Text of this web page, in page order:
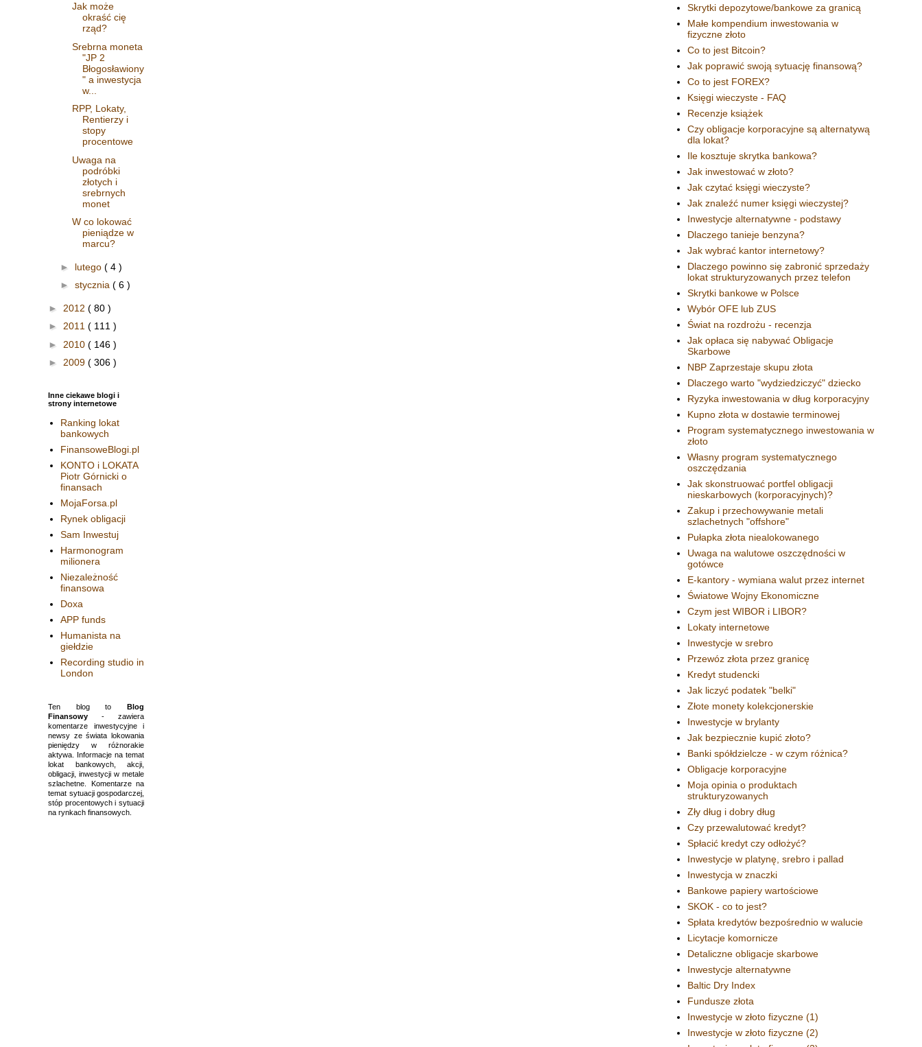
Jak może
okraść cię
rząd?
Srebrna moneta
"JP 2
Błogosławiony
" a inwestycja
w...
RPP, Lokaty,
Rentierzy i
stopy
procentowe
Uwaga na
podróbki
złotych i
srebrnych
monet
W co lokować
pieniądze w
marcu?
► lutego( 4 )
► stycznia ( 6 )
► 2012 ( 80 )
► 2011 ( 111 )
► 2010 ( 146 )
► 2009 ( 306 )
Inne ciekawe blogi i
strony internetowe
Ranking lokat
bankowych
FinansoweBlogi.pl
KONTO i LOKATA
Piotr Górnicki o
finansach
MojaForsa.pl
Rynek obligacji
Sam Inwestuj
Harmonogram
milionera
Niezależność
finansowa
Doxa
APP funds
Humanista na
giełdzie
Recording studio in
London
Ten blog to Blog
Finansowy - zawiera
komentarze inwestycyjne i
newsy ze świata lokowania
pieniędzy w różnorakie
aktywa. Informacje na temat
lokat bankowych, akcji,
obligacji, inwestycji w metale
szlachetne. Komentarze na
temat sytuacji gospodarczej,
stóp procentowych i sytuacji
na rynkach finansowych.
Skrytki depozytowe/bankowe za granicą
Małe kompendium inwestowania w
fizyczne złoto
Co to jest Bitcoin?
Jak poprawić swoją sytuację finansową?
Co to jest FOREX?
Księgi wieczyste - FAQ
Recenzje książek
Czy obligacje korporacyjne są alternatywą
dla lokat?
Ile kosztuje skrytka bankowa?
Jak inwestować w złoto?
Jak czytać księgi wieczyste?
Jak znaleźć numer księgi wieczystej?
Inwestycje alternatywne - podstawy
Dlaczego tanieje benzyna?
Jak wybrać kantor internetowy?
Dlaczego powinno się zabronić sprzedaży
lokat strukturyzowanych przez telefon
Skrytki bankowe w Polsce
Wybór OFE lub ZUS
Świat na rozdrożu - recenzja
Jak opłaca się nabywać Obligacje
Skarbowe
NBP Zaprzestaje skupu złota
Dlaczego warto "wydziedziczyć" dziecko
Ryzyka inwestowania w dług korporacyjny
Kupno złota w dostawie terminowej
Program systematycznego inwestowania w
złoto
Własny program systematycznego
oszczędzania
Jak skonstruować portfel obligacji
nieskarbowych (korporacyjnych)?
Zakup i przechowywanie metali
szlachetnych "offshore"
Pułapka złota niealokowanego
Uwaga na walutowe oszczędności w
gotówce
E-kantory - wymiana walut przez internet
Światowe Wojny Ekonomiczne
Czym jest WIBOR i LIBOR?
Lokaty internetowe
Inwestycje w srebro
Przewóz złota przez granicę
Kredyt studencki
Jak liczyć podatek "belki"
Złote monety kolekcjonerskie
Inwestycje w brylanty
Jak bezpiecznie kupić złoto?
Banki spółdzielcze - w czym różnica?
Obligacje korporacyjne
Moja opinia o produktach
strukturyzowanych
Zły dług i dobry dług
Czy przewalutować kredyt?
Spłacić kredyt czy odłożyć?
Inwestycje w platynę, srebro i pallad
Inwestycja w znaczki
Bankowe papiery wartościowe
SKOK - co to jest?
Spłata kredytów bezpośrednio w walucie
Licytacje komornicze
Detaliczne obligacje skarbowe
Inwestycje alternatywne
Baltic Dry Index
Fundusze złota
Inwestycje w złoto fizyczne (1)
Inwestycje w złoto fizyczne (2)